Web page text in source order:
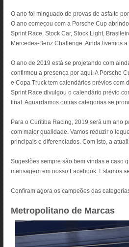
O ano foi minguado de provas de asfalto
O ano começou com a Porsche Cup
Sprint Race, Stock Car, Stock Light,
Mercedes-Benz Challenge. Ainda tivemos
O ano de 2019 está se projetando com
confirmou a presença por aqui. A Porsche
e Copa Truck tem calendários prévios com
Sprint Race divulgou o calendário prévio
final. Aguardamos outras categorias se
Para o Curitiba Racing, 2019 será um ano
com maior qualidade. Vamos reduzir o
principais e diferenciados. Com isto, a
Sugestões sempre são bem vindas e caso
mensagem em nosso Facebook. Estamos
Confiram agora os campeões das
Metropolitano de Marcas